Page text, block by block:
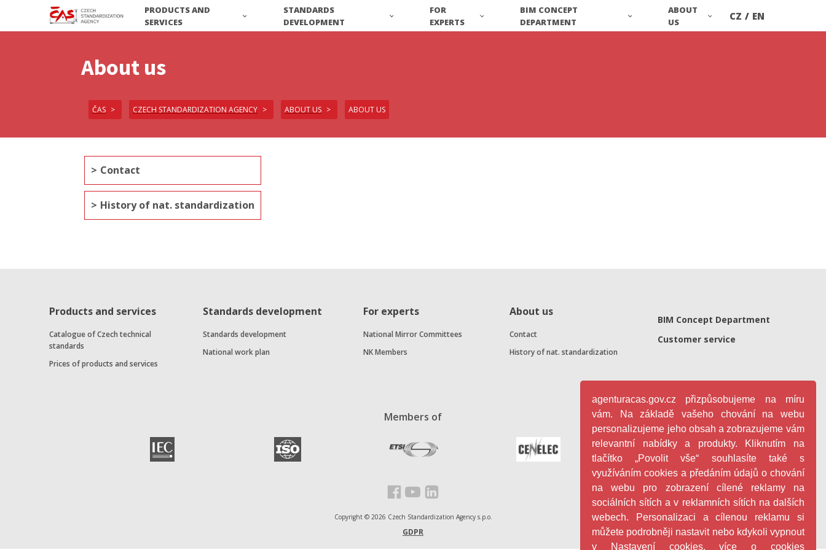
PRODUCTS AND
SERVICES
STANDARDS
DEVELOPMENT
FOR
EXPERTS
BIM CONCEPT
DEPARTMENT
ABOUT
US
CZ / EN
About us
ČAS CZECH STANDARDIZATION AGENCY ABOUT US ABOUT US
Contact
History of nat. standardization
Products and services
Catalogue of Czech technical
standards
Prices of products and services
Standards development
Standards development
National work plan
For experts
National Mirror Committees
NK Members
About us
Contact
History of nat. standardization
BIM Concept Department
Customer service
Members of
Facebook
YoutubeLinkedin
Copyright © 2026 Czech Standardization Agency s.p.o.
GDPR
agenturacas.gov.cz přizpůsobujeme na míru
vám. Na základě vašeho chování na webu
personalizujeme jeho obsah a zobrazujeme vám
relevantní nabídky a produkty. Kliknutím na
tlačítko „Povolit vše“ souhlasíte také s
využíváním cookies a předáním údajů o chování
na webu pro zobrazení cílené reklamy na
sociálních sítích a v reklamních sítích na dalších
webech. Personalizaci a cílenou reklamu si
můžete podrobněji nastavit nebo kdykoli vypnout
v Nastavení cookies. více o cookies